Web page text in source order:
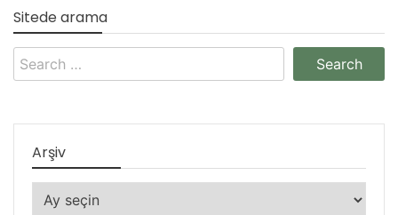
Sitede arama
Search
for:
Arşiv
Arşiv